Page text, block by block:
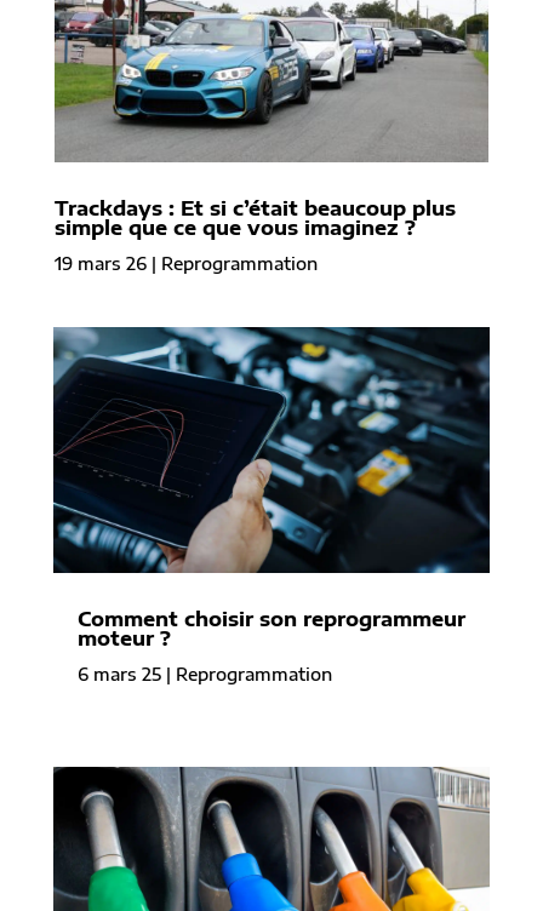
Trackdays : Et si c’était beaucoup plus
simple que ce que vous imaginez ?
19 mars 26| Reprogrammation
Comment choisir son reprogrammeur
moteur ?
6 mars 25| Reprogrammation